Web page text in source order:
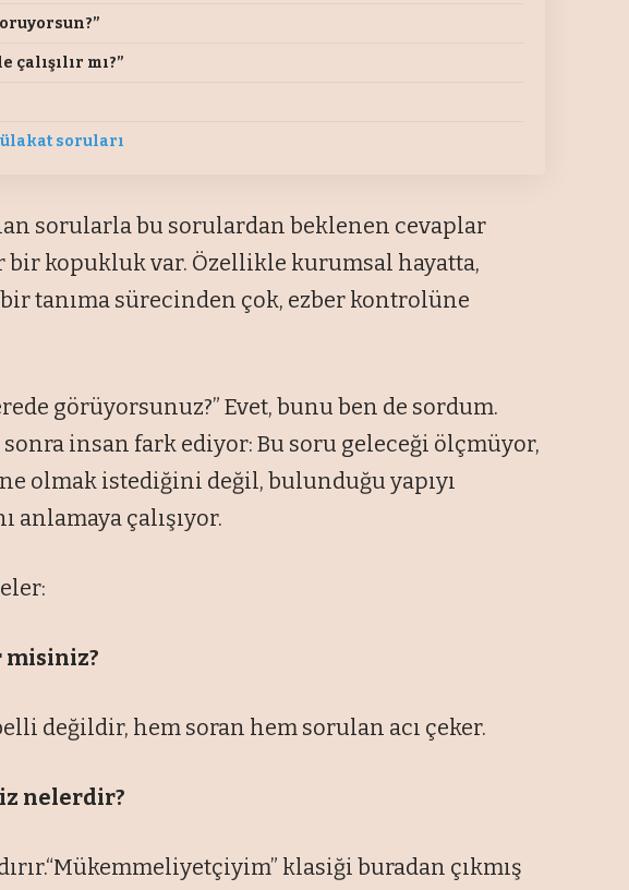
mı?”
soruları
sorularla bu sorulardan beklenen cevaplar
bir kopukluk var. Özellikle kurumsal hayatta,
tanıma sürecinden çok, ezber kontrolüne
görüyorsunuz?” Evet, bunu ben de sordum.
insan fark ediyor: Bu soru geleceği ölçmüyor,
olmak istediğini değil, bulunduğu yapıyı
anlamaya çalışıyor.
misiniz?
değildir, hem soran hem sorulan acı çeker.
nelerdir?
klasiği buradan çıkmış